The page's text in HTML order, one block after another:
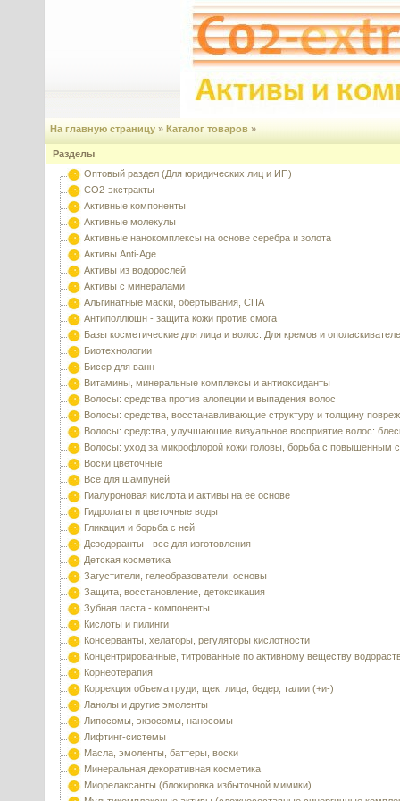
На главную страницу » Каталог товаров »
Разделы
Оптовый раздел (Для юридических лиц и ИП)
CO2-экстракты
Активные компоненты
Активные молекулы
Активные нанокомплексы на основе серебра и золота
Активы Anti-Age
Активы из водорослей
Активы с минералами
Альгинатные маски, обертывания, СПА
Антиполлюшн - защита кожи против смога
Базы косметические для лица и волос. Для кремов и
Биотехнологии
Бисер для ванн
Витамины, минеральные комплексы и антиоксиданты
Волосы: средства против алопеции и выпадения волос
Волосы: средства, восстанавливающие структуру и толщину
Волосы: средства, улучшающие визуальное восприятие волос:
Волосы: уход за микрофлорой кожи головы, борьба с повышенным
Воски цветочные
Все для шампуней
Гиалуроновая кислота и активы на ее основе
Гидролаты и цветочные воды
Гликация и борьба с ней
Дезодоранты - все для изготовления
Детская косметика
Загустители, гелеобразователи, основы
Защита, восстановление, детоксикация
Зубная паста - компоненты
Кислоты и пилинги
Консерванты, хелаторы, регуляторы кислотности
Концентрированные, титрованные по активному веществу
Корнеотерапия
Коррекция объема груди, щек, лица, бедер, талии (+и-)
Ланолы и другие эмоленты
Липосомы, экзосомы, наносомы
Лифтинг-системы
Масла, эмоленты, баттеры, воски
Минеральная декоративная косметика
Миорелаксанты (блокировка избыточной мимики)